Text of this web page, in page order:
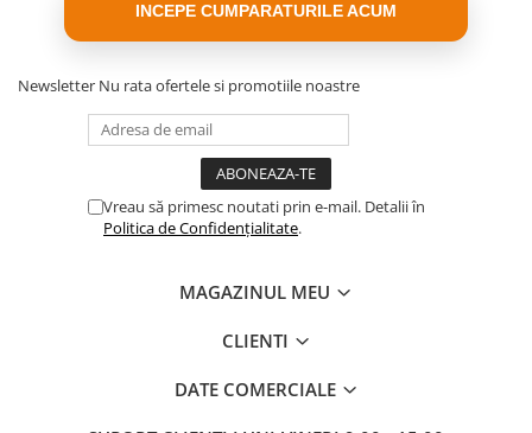
INCEPE CUMPARATURILE ACUM
Newsletter Nu rata ofertele si promotiile noastre
Vreau să primesc noutati prin e-mail. Detalii în
Politica de Confidențialitate.
MAGAZINUL MEU
CLIENTI
DATE COMERCIALE